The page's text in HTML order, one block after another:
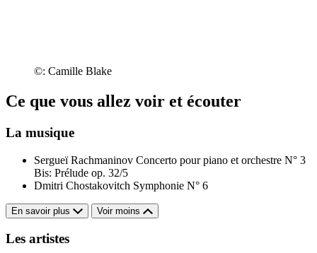
©: Camille Blake
Ce que vous allez voir et écouter
La musique
Sergueï Rachmaninov Concerto pour piano et orchestre N° 3
Bis: Prélude op. 32/5
Dmitri Chostakovitch Symphonie N° 6
En savoir plus Voir moins
Les artistes